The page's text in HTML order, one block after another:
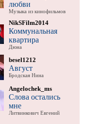
любви
Музыка из кинофильмов
NikSFilm2014
Коммунальная
квартира
Дюна
besel1212
Август
Бродская Нина
Angelochek_ms
Слова остались
мне
Литвинкович Евгений